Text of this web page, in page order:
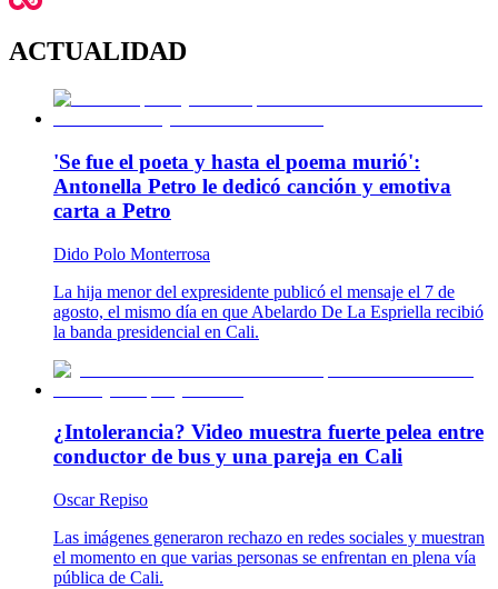
ACTUALIDAD
'Se fue el poeta y hasta el poema murió':
Antonella Petro le dedicó canción y emotiva
carta a Petro
Dido Polo Monterrosa
La hija menor del expresidente publicó el mensaje el 7 de
agosto, el mismo día en que Abelardo De La Espriella recibió
la banda presidencial en Cali.
¿Intolerancia? Video muestra fuerte pelea entre
conductor de bus y una pareja en Cali
Oscar Repiso
Las imágenes generaron rechazo en redes sociales y muestran
el momento en que varias personas se enfrentan en plena vía
pública de Cali.